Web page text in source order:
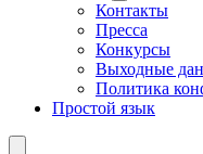
Контакты
Пресса
Конкурсы
Выходные
Политика
Простой язык